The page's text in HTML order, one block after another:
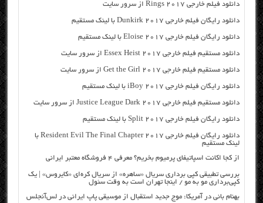
دانلود فیلم خارجی Rings 2017 از سرور سایت
دانلود رایگان فیلم خارجی Dunkirk 2017 با لینک مستقیم
دانلود رایگان فیلم خارجی Eloise 2017 با لینک مستقیم
دانلود مستقیم فیلم خارجی Essex Heist 2017 از سرور سایت
دانلود مستقیم فیلم خارجی Get the Girl 2017 از سرور سایت
دانلود رایگان فیلم خارجی iBoy 2017 با لینک مستقیم
دانلود مستقیم فیلم خارجی Justice League Dark 2017 از سرور سایت
دانلود رایگان فیلم خارجی Split 2017 با لینک مستقیم
دانلود رایگان فیلم خارجی Resident Evil The Final Chapter 2017 با
لینک مستقیم
از کجا اکانت اسپاتیفای پرمیوم بخریم؟ معرفی ۴ فروشگاه معتبر ایرانی
بررسی تطبیقی کپی برداری سریال «ساهره» از سریال کره‌ای «کایروس» | یک
کپی‌برداری مو به مو / اینجا تهران است به وقت سئول
بهنام بانی در آمریکا: موج جدید استقبال از موسیقی پاپ ایرانی در لس‌آنجلس